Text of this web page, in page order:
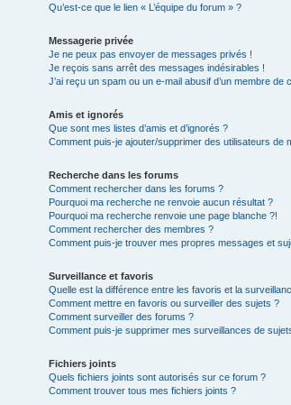
Qu’est-ce que le lien « L’équipe du forum » ?
Messagerie privée
Je ne peux pas envoyer de messages privés !
Je reçois sans arrêt des messages indésirables !
J’ai reçu un spam ou un e-mail abusif d’un membre de
Amis et ignorés
Que sont mes listes d’amis et d’ignorés ?
Comment puis-je ajouter/supprimer des utilisateurs de
Recherche dans les forums
Comment rechercher dans les forums ?
Pourquoi ma recherche ne renvoie aucun résultat ?
Pourquoi ma recherche renvoie une page blanche ?!
Comment rechercher des membres ?
Comment puis-je trouver mes propres messages et
Surveillance et favoris
Quelle est la différence entre les favoris et la
Comment mettre en favoris ou surveiller des sujets ?
Comment surveiller des forums ?
Comment puis-je supprimer mes surveillances de
Fichiers joints
Quels fichiers joints sont autorisés sur ce forum ?
Comment trouver tous mes fichiers joints ?